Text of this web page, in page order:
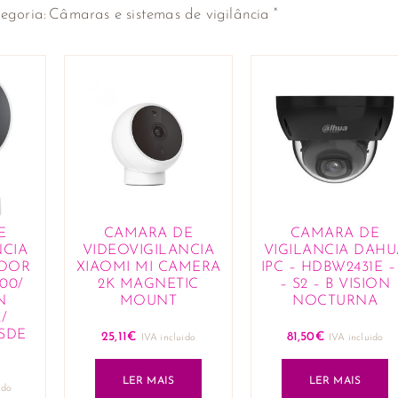
: Câmaras e sistemas de vigilância ×
CAMARA DE
VIDEOVIGILANCIA
XIAOMI MI CAMERA
2K MAGNETIC
MOUNT
25,11€ IVA incluido
LER MAIS
CAMARA DE
VIGILANCIA
IPC – HDBW2431E
– S2 – B VISION
NOCTURNA
81,50€ IVA incluido
LER MAIS